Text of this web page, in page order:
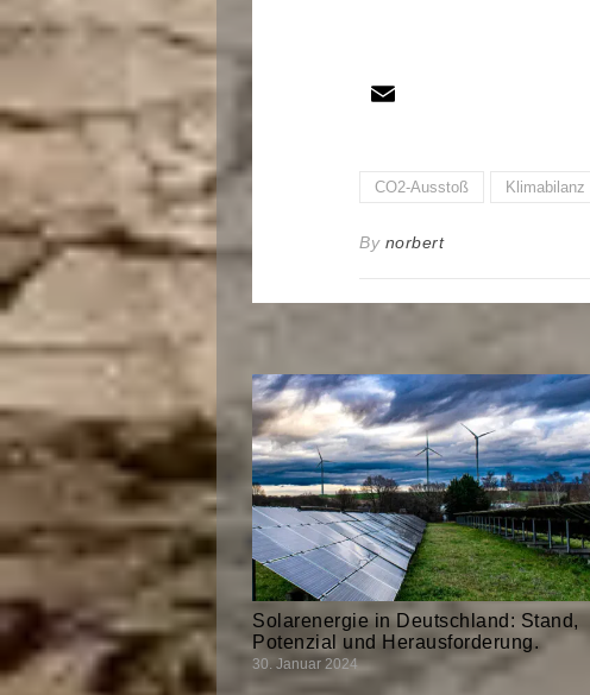
CO2-Ausstoß Klimabilanz
By norbert
Solarenergie in Deutschland: Stand,
Potenzial und Herausforderung.
30. Januar 2024